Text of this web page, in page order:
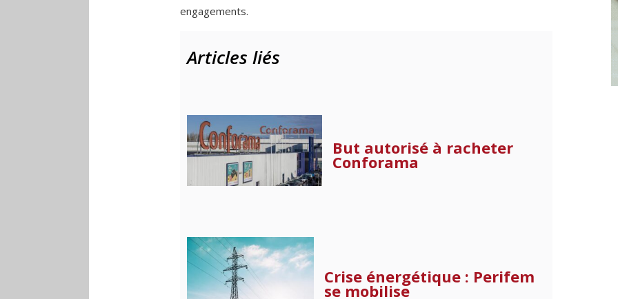
engagements.
Articles liés
But autorisé à racheter
Conforama
Crise énergétique : Perifem
se mobilise